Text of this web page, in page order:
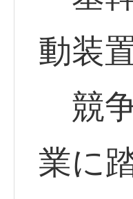
動装
競
業に